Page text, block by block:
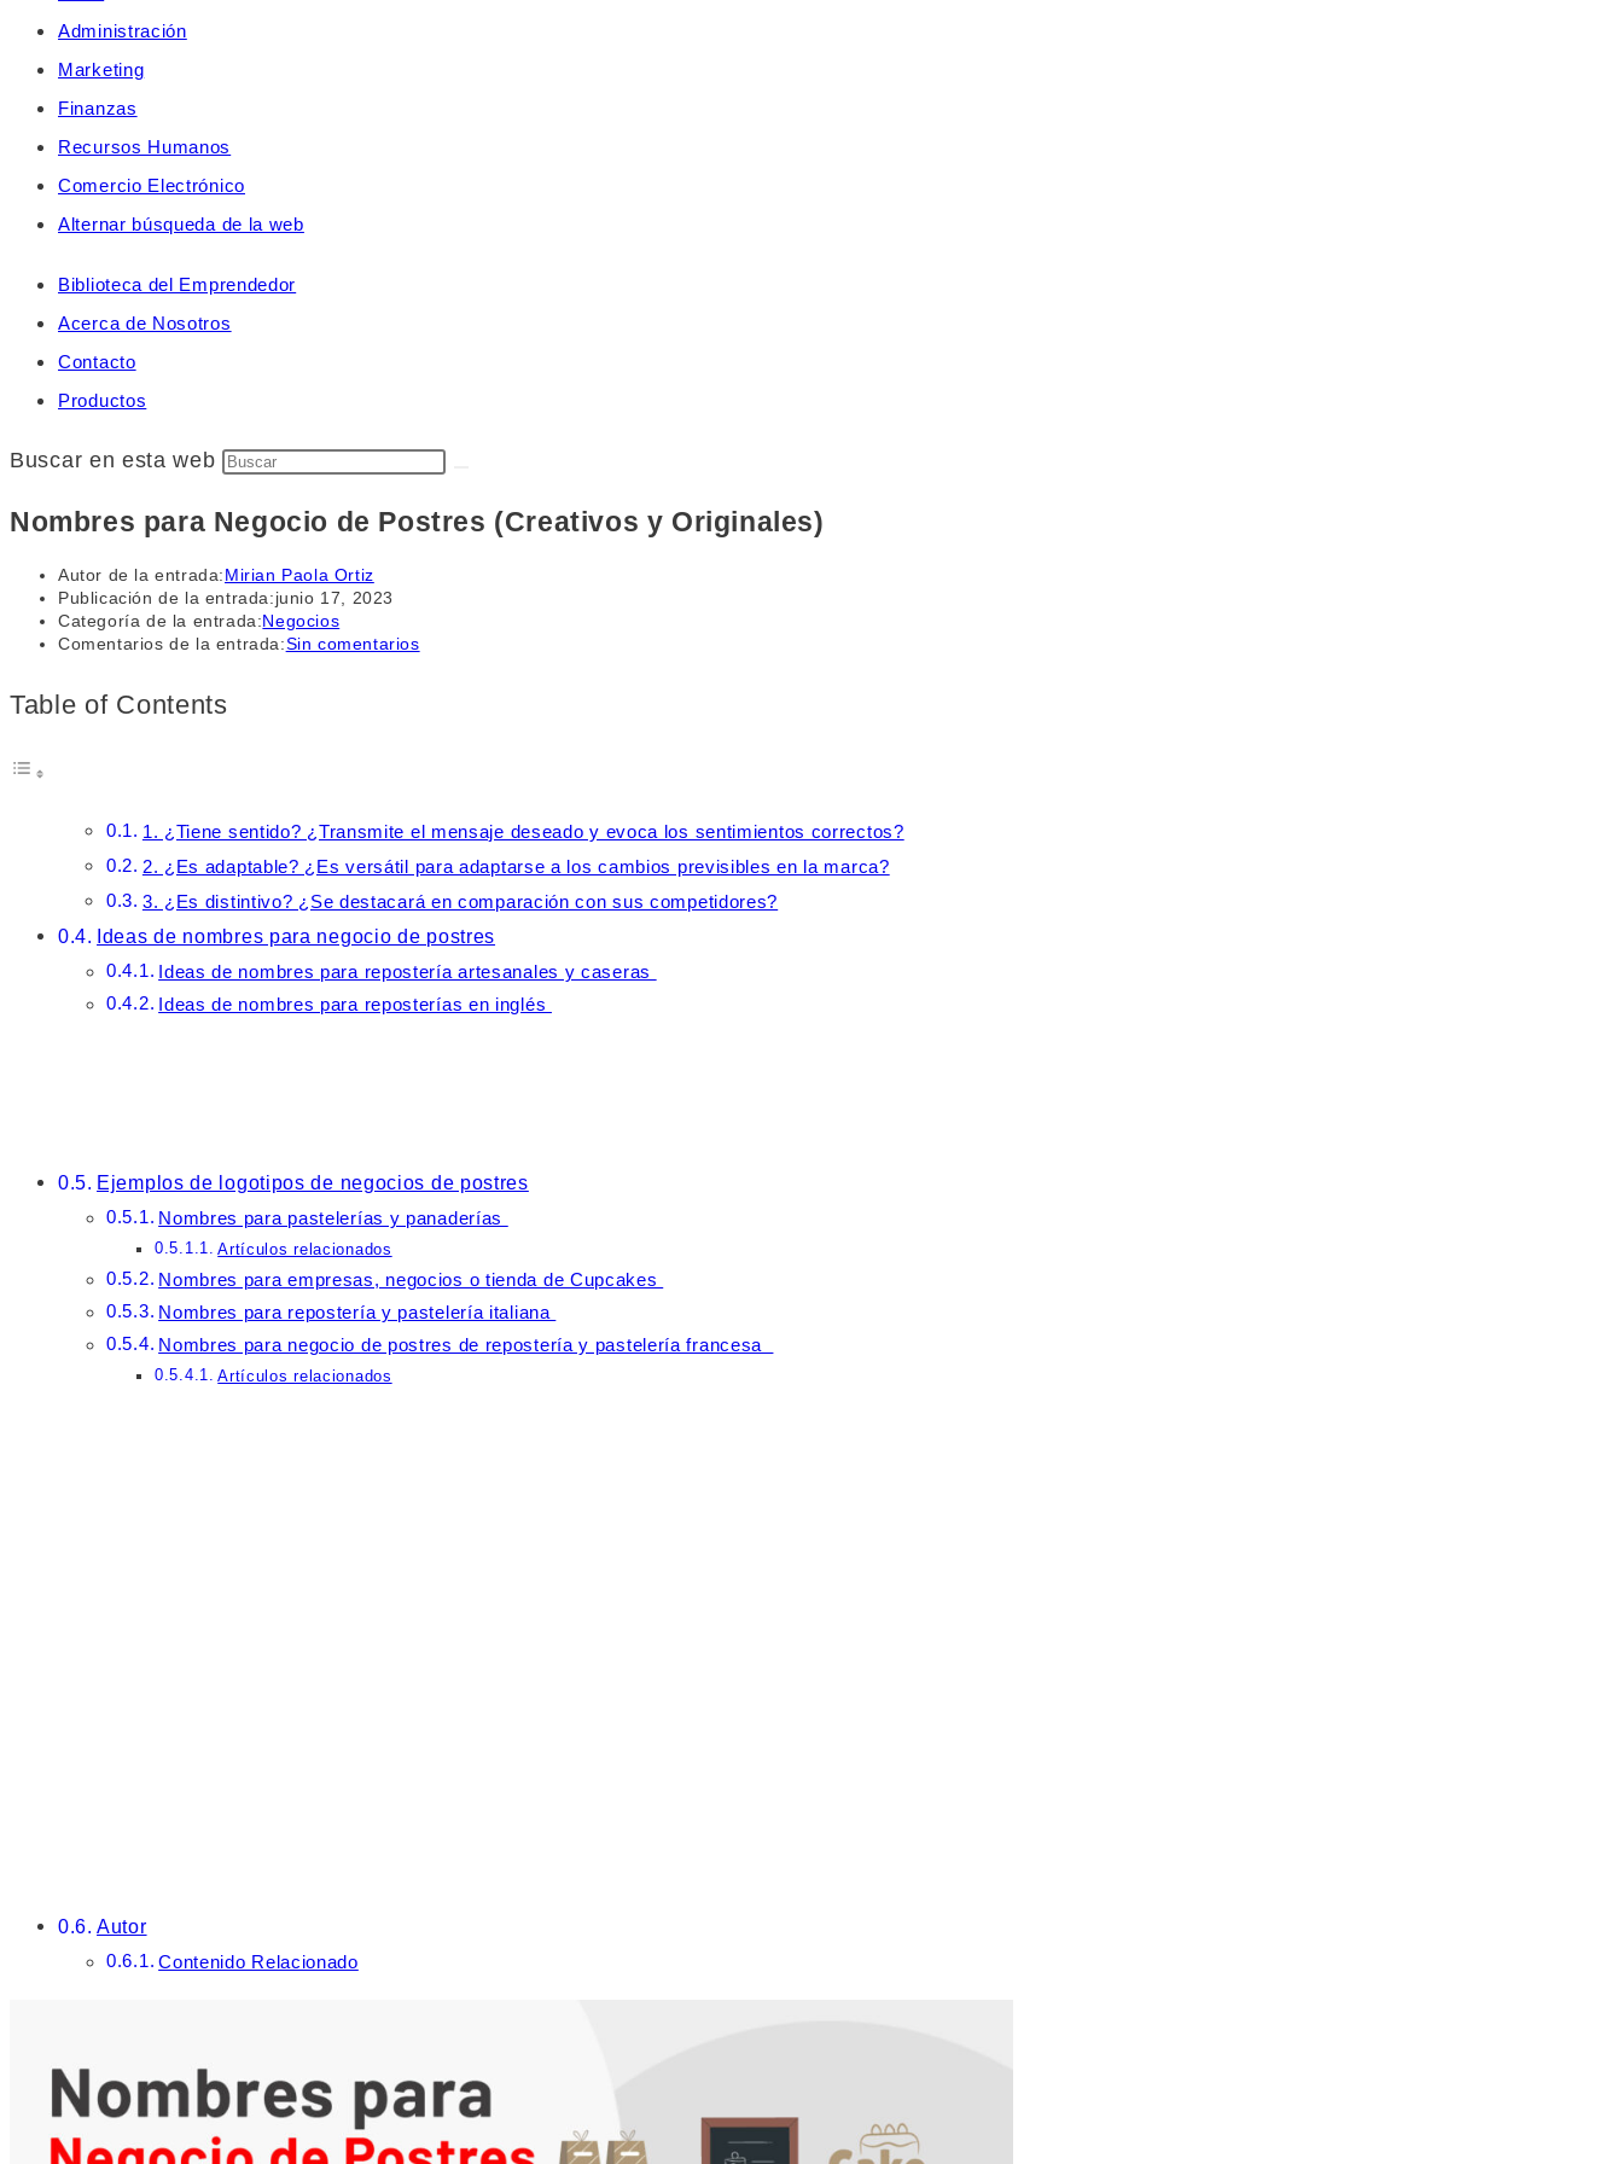
Administración
Marketing
Finanzas
Recursos Humanos
Comercio Electrónico
Alternar búsqueda de la web
Biblioteca del Emprendedor
Acerca de Nosotros
Contacto
Productos
Buscar en esta web
Nombres para Negocio de Postres (Creativos y Originales)
Autor de la entrada:Mirian Paola Ortiz
Publicación de la entrada:junio 17, 2023
Categoría de la entrada:Negocios
Comentarios de la entrada:Sin comentarios
Table of Contents
1. ¿Tiene sentido? ¿Transmite el mensaje deseado y evoca los sentimientos correctos?
2. ¿Es adaptable? ¿Es versátil para adaptarse a los cambios previsibles en la marca?
3. ¿Es distintivo? ¿Se destacará en comparación con sus competidores?
Ideas de nombres para negocio de postres
Ideas de nombres para repostería artesanales y caseras
Ideas de nombres para reposterías en inglés
Ejemplos de logotipos de negocios de postres
Nombres para pastelerías y panaderías
Artículos relacionados
Nombres para empresas, negocios o tienda de Cupcakes
Nombres para repostería y pastelería italiana
Nombres para negocio de postres de repostería y pastelería francesa
Artículos relacionados
Autor
Contenido Relacionado